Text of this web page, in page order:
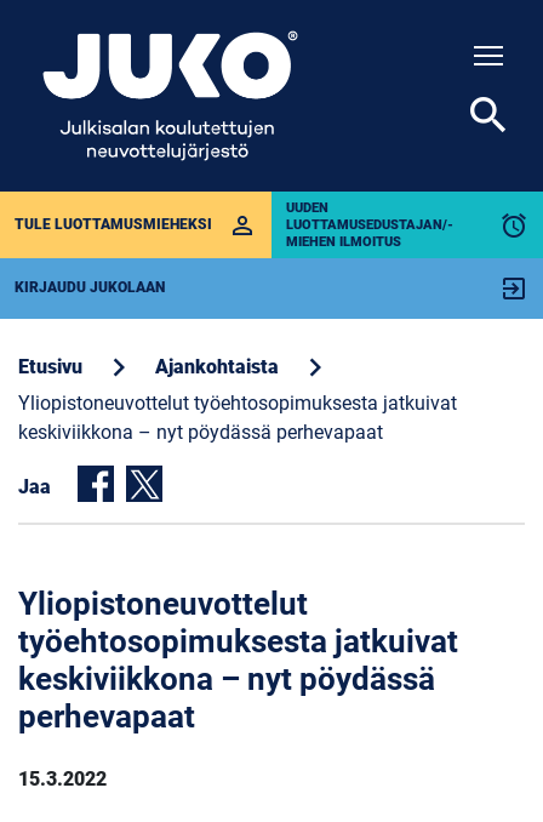
TULE LUOTTAMUSMIEHEKSI perm_identity
UUDEN
LUOTTAMUSEDUSTAJAN/-
MIEHEN ILMOITUS
alarm
KIRJAUDU JUKOLAAN exit_to_app
search
Etusivu chevron_right Ajankohtaista chevron_right
Yliopistoneuvottelut työehtosopimuksesta jatkuivat
keskiviikkona – nyt pöydässä perhevapaat
Jaa
Yliopistoneuvottelut
työehtosopimuksesta jatkuivat
keskiviikkona – nyt pöydässä
perhevapaat
15.3.2022